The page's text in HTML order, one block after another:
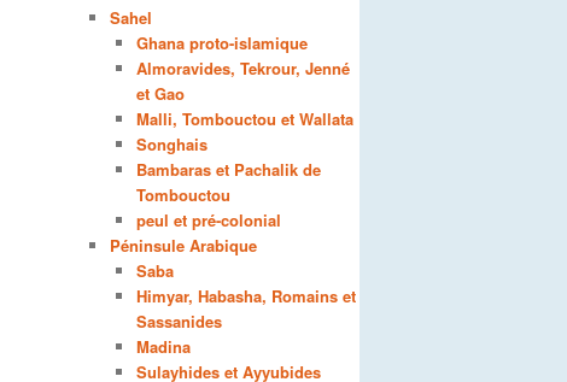
Sahel
Ghana proto-islamique
Almoravides, Tekrour, Jenné
et Gao
Malli, Tombouctou et Wallata
Songhais
Bambaras et Pachalik de
Tombouctou
peul et pré-colonial
Péninsule Arabique
Saba
Himyar, Habasha, Romains et
Sassanides
Madina
Sulayhides et Ayyubides